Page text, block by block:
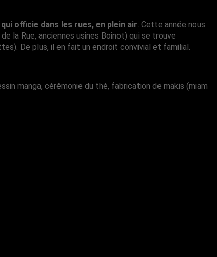
officie dans les rues, en plein air. Cette année nous
la Rue, anciennes usines Boinot) qui se trouve
De plus, il en fait un endroit convivial et familial.
manga, cérémonie du thé, fabrication de makis (miam